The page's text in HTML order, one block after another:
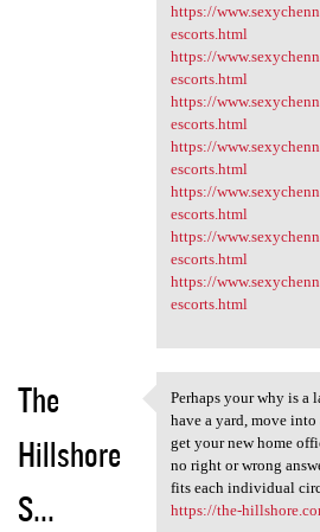
https://
escorts.html
https://
escorts.html
https://
escorts.html
https://
escorts.html
https://
escorts.html
https://
escorts.html
https://
escorts.html
The
Hillshore
S...
Perhaps your why
Perhaps your why is a
have a yard, move
get your new home
no right or wrong
fits each individual
https://the-